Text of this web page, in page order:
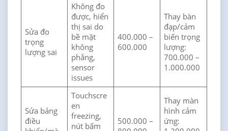
Sửa đo
trọng
lượng sai
Không đo
được, hiển
thị sai do
bề mặt
không
phẳng,
sensor
issues
400.000 –
600.000
Thay bàn
đạp/cảm
biến trọng
lượng:
700.000 –
1.000.000
Sửa bảng
điều
Touchscre
en
freezing,
nút bấm
500.000 –
Thay màn
hình cảm
ứng: